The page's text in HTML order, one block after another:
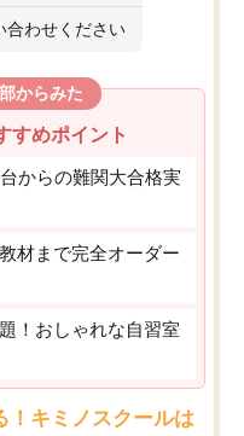
合わせください
からみた
すめポイント
からの難関大合格実
材まで完全オーダー
！おしゃれな自習室
！キミノスクールは